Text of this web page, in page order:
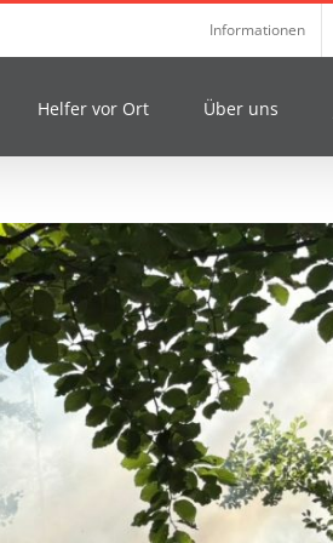
Informationen
Helfer vor Ort Über uns